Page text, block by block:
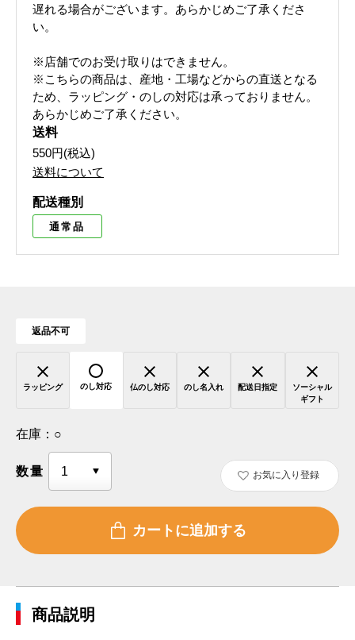
遅れる場合がございます。あらかじめご了承くださ
い。
※店舗でのお受け取りはできません。
※こちらの商品は、産地・工場などからの直送となる
ため、ラッピング・のしの対応は承っておりません。
あらかじめご了承ください。
送料
550円(税込)
送料について
配送種別
通常品
返品不可
ラッピング のし対応 仏のし対応 のし名入れ 配送日指定
ソーシャル
ギフト
在庫： ○
数量 お気に入り登録
商品説明